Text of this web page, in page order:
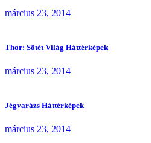
március 23, 2014
Thor: Sötét Világ Háttérképek
március 23, 2014
Jégvarázs Háttérképek
március 23, 2014